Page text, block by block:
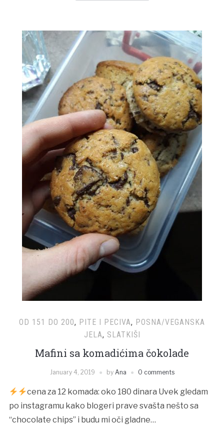
OD 151 DO 200, PITE I PECIVA, POSNA/VEGANSKA
JELA, SLATKIŠI
Mafini sa komadićima čokolade
January 4, 2019 by Ana 0 comments
cena za 12 komada: oko 180 dinara Uvek gledam
po instagramu kako blogeri prave svašta nešto sa
“chocolate chips” i budu mi oči gladne…